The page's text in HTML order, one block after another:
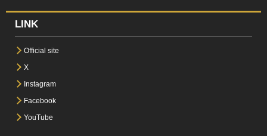
LINK
Official site
X
Instagram
Facebook
YouTube